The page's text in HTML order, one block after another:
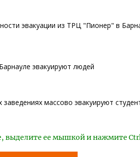
эвакуации из ТРЦ "Пионер" в
эвакуируют людей
заведениях массово эвакуируют
выделите ее мышкой и нажмите